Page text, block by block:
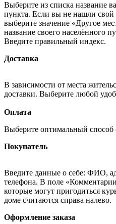
Выберите из списка название
пункта. Если вы не нашли свой
выберите значение «Другое
название своего населённого
Введите правильный индекс.
Доставка
В зависимости от места
доставки. Выберите любой
Оплата
Выберите оптимальный способ
Покупатель
Введите данные о себе: ФИО,
телефона. В поле «Комментарии
которые могут пригодиться
доме считаются справа налево.
Оформление заказа